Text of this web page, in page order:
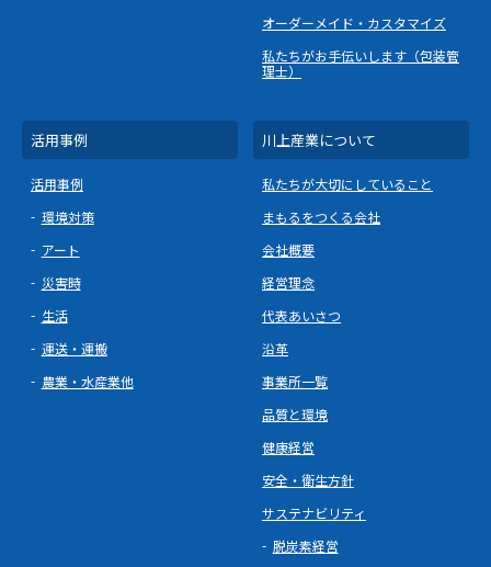
オーダーメイド・カスタマイズ
私たちがお手伝いします（包装管
理士）
活用事例
活用事例
環境対策
アート
災害時
生活
運送・運搬
農業・水産業他
川上産業について
私たちが大切にしていること
まもるをつくる会社
会社概要
経営理念
代表あいさつ
沿革
事業所一覧
品質と環境
健康経営
安全・衛生方針
サステナビリティ
脱炭素経営